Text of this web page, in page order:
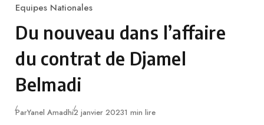
Category
Equipes Nationales
Du nouveau dans l’affaire
du contrat de Djamel
Belmadi
ParYanel AmadhiPublié
2 janvier 20231 min lire